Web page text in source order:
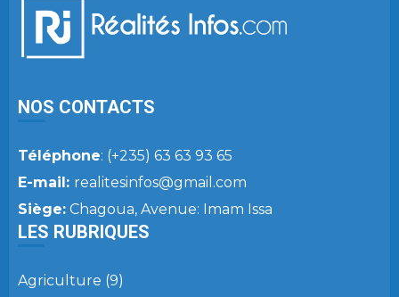
NOS CONTACTS
Téléphone: (+235) 63 63 93 65
E-mail: realitesinfos@gmail.com
Siège: Chagoua, Avenue: Imam Issa
LES RUBRIQUES
Agriculture (9)